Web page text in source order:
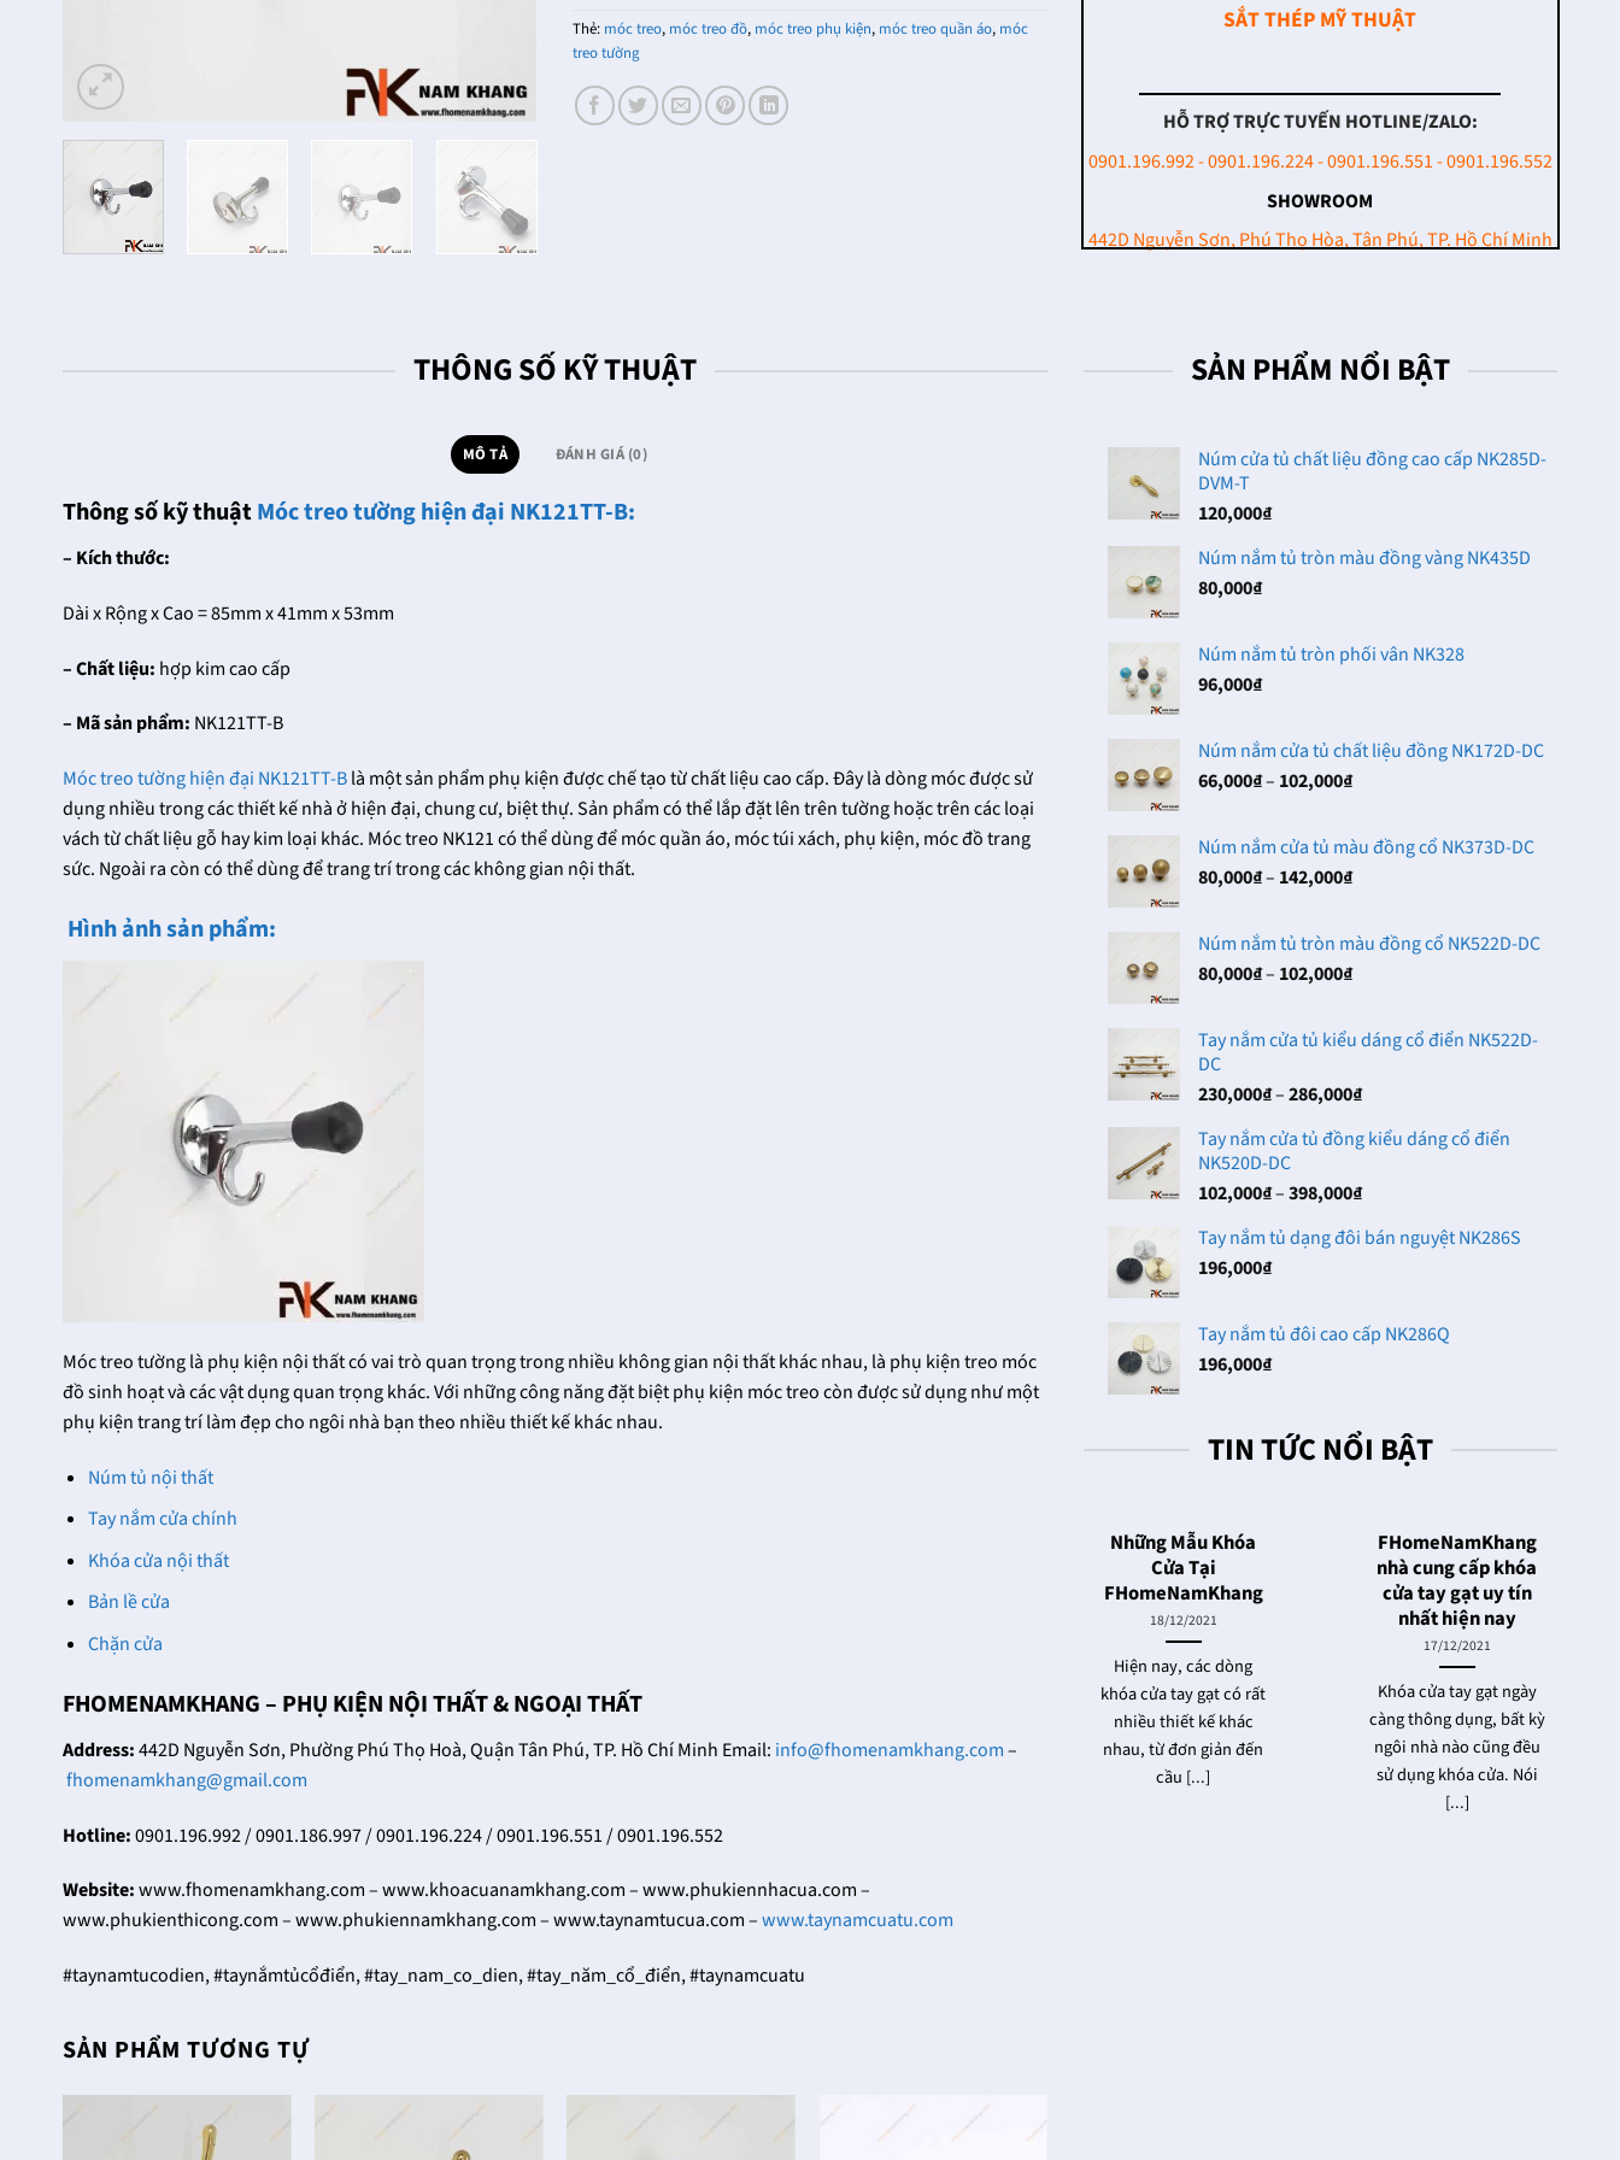
Thẻ: móc treo, móc treo đồ, móc treo phụ kiện, móc treo quần áo, móc
treo tường
SẮT THÉP MỸ THUẬT
HỖ TRỢ TRỰC TUYẾN HOTLINE/ZALO:
0901.196.992 - 0901.196.224 - 0901.196.551 - 0901.196.552
SHOWROOM
442D Nguyễn Sơn, Phú Thọ Hòa, Tân Phú, TP. Hồ Chí Minh
THÔNG SỐ KỸ THUẬT
MÔ TẢ ĐÁNH GIÁ (0)
Thông số kỹ thuậtMóc treo tường hiện đại NK121TT-B:
– Kích thước:
Dài x Rộng x Cao = 85mm x 41mm x 53mm
– Chất liệu: hợp kim cao cấp
– Mã sản phẩm: NK121TT-B
Móc treo tường hiện đại NK121TT-Blà một sản phẩm phụ kiện được chế tạo từ chất liệu cao cấp. Đây là dòng móc được sử
dụng nhiều trong các thiết kế nhà ở hiện đại, chung cư, biệt thự. Sản phẩm có thể lắp đặt lên trên tường hoặc trên các loại
vách từ chất liệu gỗ hay kim loại khác. Móc treo NK121 có thể dùng để móc quần áo, móc túi xách, phụ kiện, móc đồ trang
sức. Ngoài ra còn có thể dùng để trang trí trong các không gian nội thất.
Hình ảnh sản phẩm:
Móc treo tường là phụ kiện nội thất có vai trò quan trọng trong nhiều không gian nội thất khác nhau, là phụ kiện treo móc
đồ sinh hoạt và các vật dụng quan trọng khác. Với những công năng đặt biệt phụ kiện móc treo còn được sử dụng như một
phụ kiện trang trí làm đẹp cho ngôi nhà bạn theo nhiều thiết kế khác nhau.
Núm tủ nội thất
Tay nắm cửa chính
Khóa cửa nội thất
Bản lề cửa
Chặn cửa
FHOMENAMKHANG – PHỤ KIỆN NỘI THẤT & NGOẠI THẤT
Address:442D Nguyễn Sơn, Phường Phú Thọ Hoà, Quận Tân Phú, TP. Hồ Chí Minh Email: info@fhomenamkhang.com–
fhomenamkhang@gmail.com
Hotline:0901.196.992 / 0901.186.997 / 0901.196.224 / 0901.196.551 / 0901.196.552
Website:www.fhomenamkhang.com – www.khoacuanamkhang.com – www.phukiennhacua.com –
www.phukienthicong.com – www.phukiennamkhang.com – www.taynamtucua.com –www.taynamcuatu.com
#taynamtucodien, #taynắmtủcổđiển, #tay_nam_co_dien, #tay_năm_cổ_điển, #taynamcuatu
SẢN PHẨM TƯƠNG TỰ
SẢN PHẨM NỔI BẬT
Núm cửa tủ chất liệu đồng cao cấp NK285D-
DVM-T
120,000₫
Núm nắm tủ tròn màu đồng vàng NK435D
80,000₫
Núm nắm tủ tròn phối vân NK328
96,000₫
Núm nắm cửa tủ chất liệu đồng NK172D-DC
66,000₫– 102,000₫Khoảng
66,000₫
đến
Núm nắm cửa tủ màu đồng cổ NK373D-DC
80,000₫– 142,000₫Khoảng
80,000₫
đến
Núm nắm tủ tròn màu đồng cổ NK522D-DC
80,000₫– 102,000₫Khoảng
80,000₫
102,000₫
Tay nắm cửa tủ kiểu dáng cổ điển NK522D-
DC
230,000₫– 286,000₫Khoảng
từ
đến
Tay nắm cửa tủ đồng kiểu dáng cổ điển
NK520D-DC
102,000₫– 398,000₫Khoảng
từ
398,000₫
Tay nắm tủ dạng đôi bán nguyệt NK286S
196,000₫
Tay nắm tủ đôi cao cấp NK286Q
196,000₫
TIN TỨC NỔI BẬT
FHomeNamKhang
Cho Ngôi Nhà Của
Bạn Thêm Sang
Trọng
Tại
FHomeNamKhang hiện
có trên dưới hàng chục
với sự đa dạng về kiểu
có rất nhiều nhà phân
phối khóa cửa thông
phòng cao cấp khác
thấy những chiếc khóa
cửa tay gạt ở nhiều nơi
khác [...]
văn, họa tiết và cũng có
Những Mẫu Khóa
Cửa Tại
FHomeNamKhang
18/12/2021
Hiện nay, các dòng
khóa cửa tay gạt có rất
nhiều thiết kế khác
nhau, từ đơn giản đến
cầu [...]
FHomeNamKhang
nhà cung cấp khóa
cửa tay gạt uy tín
nhất hiện nay
17/12/2021
Khóa cửa tay gạt ngày
càng thông dụng, bất kỳ
ngôi nhà nào cũng đều
sử dụng khóa cửa. Nói
[...]